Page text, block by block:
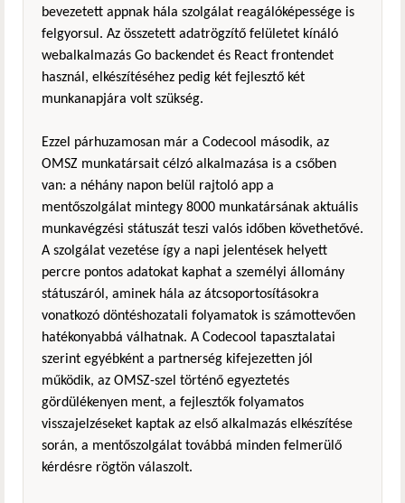
bevezetett appnak hála szolgálat reagálóképessége is
felgyorsul. Az összetett adatrögzítő felületet kínáló
webalkalmazás Go backendet és React frontendet
használ, elkészítéséhez pedig két fejlesztő két
munkanapjára volt szükség.
Ezzel párhuzamosan már a Codecool második, az
OMSZ munkatársait célzó alkalmazása is a csőben
van: a néhány napon belül rajtoló app a
mentőszolgálat mintegy 8000 munkatársának aktuális
munkavégzési státuszát teszi valós időben követhetővé.
A szolgálat vezetése így a napi jelentések helyett
percre pontos adatokat kaphat a személyi állomány
státuszáról, aminek hála az átcsoportosításokra
vonatkozó döntéshozatali folyamatok is számottevően
hatékonyabbá válhatnak. A Codecool tapasztalatai
szerint egyébként a partnerség kifejezetten jól
működik, az OMSZ-szel történő egyeztetés
gördülékenyen ment, a fejlesztők folyamatos
visszajelzéseket kaptak az első alkalmazás elkészítése
során, a mentőszolgálat továbbá minden felmerülő
kérdésre rögtön válaszolt.